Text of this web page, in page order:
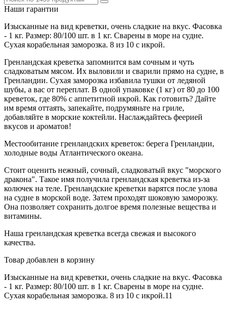
Наши гарантии
Изысканные на вид креветки, очень сладкие на вкус. Фасовка
- 1 кг. Размер: 80/100 шт. в 1 кг. Сварены в море на судне.
Сухая корабельная заморозка. 8 из 10 с икрой.
Гренландская креветка запомнится вам сочным и чуть
сладковатым мясом. Их выловили и сварили прямо на судне, в
Гренландии. Сухая заморозка избавила тушки от ледяной
шубы, а вас от переплат. В одной упаковке (1 кг) от 80 до 100
креветок, где 80% с аппетитной икрой. Как готовить? Дайте
им время оттаять, запекайте, подрумяньте на гриле,
добавляйте в морские коктейли. Наслаждайтесь феерией
вкусов и ароматов!
Местообитание гренландских креветок: берега Гренландии,
холодные воды Атлантического океана.
Стоит оценить нежный, сочный, сладковатый вкус "морского
дракона". Такое имя получила гренландская креветка из-за
колючек на теле. Гренландские креветки варятся после улова
на судне в морской воде. Затем проходят шоковую заморозку.
Она позволяет сохранить долгое время полезные вещества и
витамины.
Наша гренландская креветка всегда свежая и высокого
качества.
Товар добавлен в корзину
Изысканные на вид креветки, очень сладкие на вкус. Фасовка
- 1 кг. Размер: 80/100 шт. в 1 кг. Сварены в море на судне.
Сухая корабельная заморозка. 8 из 10 с икрой.11